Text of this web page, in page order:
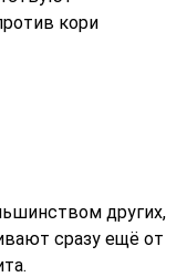
кори
других,
сразу ещё от